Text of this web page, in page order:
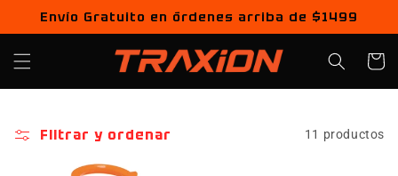
directamente
al contenido
Envío Gratuito en órdenes arriba de $1499
Carrito
Filtrar y ordenar 11 productos